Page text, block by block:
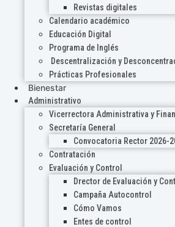
Revistas digitales
Calendario académico
Educación Digital
Programa de Inglés
Descentralización y
Prácticas Profesionales
Bienestar
Administrativo
Vicerrectora Administrativa y
Secretaría General
Convocatoria Rector 2026-
Contratación
Evaluación y Control
Drector de Evaluación y
Campaña Autocontrol
Cómo Vamos
Entes de control